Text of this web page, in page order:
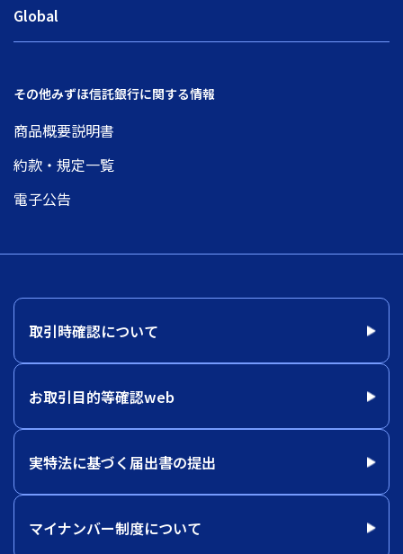
Global
その他みずほ信託銀行に関する情報
商品概要説明書
約款・規定一覧
電子公告
取引時確認について
お取引目的等確認web
実特法に基づく届出書の提出
マイナンバー制度について